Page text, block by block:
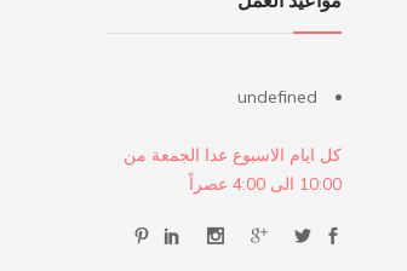
undefined
كل ايام الاسبوع عدا الجمعة من
10:00 الى 4:00 عصراً